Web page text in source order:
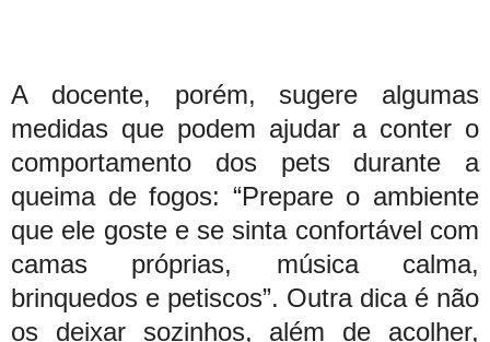
A docente, porém, sugere algumas
medidas que podem ajudar a conter o
comportamento dos pets durante a
queima de fogos: “Prepare o ambiente
que ele goste e se sinta confortável com
camas próprias, música calma,
brinquedos e petiscos”. Outra dica é não
os deixar sozinhos, além de acolher,